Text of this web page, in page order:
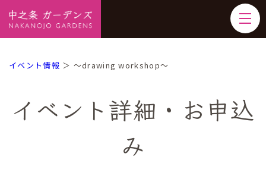
イベント情報 ＞ ～drawing workshop～
イベント詳細・お申込
み